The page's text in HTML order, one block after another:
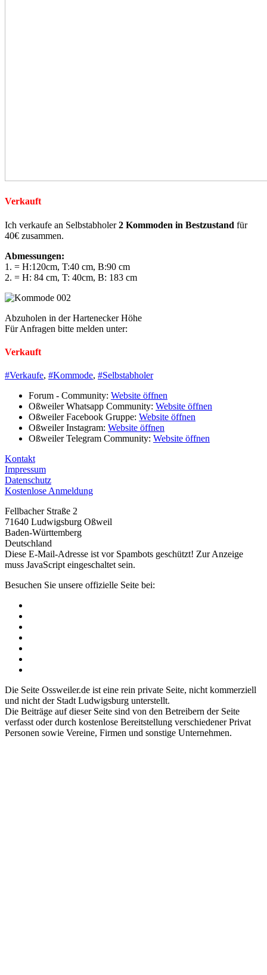
Verkauft
Ich verkaufe an Selbstabholer2 Kommoden in Bestzustand für
40€ zusammen.
Abmessungen:
1. = H:120cm, T:40 cm, B:90 cm
2. = H: 84 cm, T: 40cm, B: 183 cm
Abzuholen in der Hartenecker Höhe
Für Anfragen bitte melden unter:
Verkauft
#Verkaufe, #Kommode, #Selbstabholer
Forum - Community: Website öffnen
Oßweiler Whatsapp Community: Website öffnen
Oßweiler Facebook Gruppe: Website öffnen
Oßweiler Instagram: Website öffnen
Oßweiler Telegram Community: Website öffnen
Kontakt
Impressum
Datenschutz
Kostenlose Anmeldung
Fellbacher Straße 2
71640 Ludwigsburg Oßweil
Baden-Württemberg
Deutschland
Diese E-Mail-Adresse ist vor Spambots geschützt! Zur Anzeige
muss JavaScript eingeschaltet sein.
Besuchen Sie unsere offizielle Seite bei:
Die Seite Ossweiler.de ist eine rein private Seite, nicht kommerziell
und nicht der Stadt Ludwigsburg unterstellt.
Die Beiträge auf dieser Seite sind von den Betreibern der Seite
verfasst oder durch kostenlose Bereitstellung verschiedener Privat
Personen sowie Vereine, Firmen und sonstige Unternehmen.